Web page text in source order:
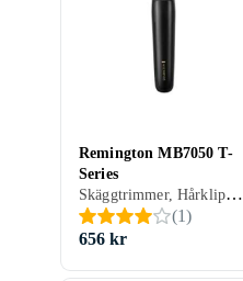
Remington MB7050 T-
Series
Skäggtrimmer, Hårklippare, Batteridrift, För våt och torr användning, Vattentålig, Stöd för snabbladdning, Vibrerande rakning (folie), Multitrimmer, Vattentät, Turboläge, Precisionsskärsystem, Hårkam ingår
(1)
656 kr